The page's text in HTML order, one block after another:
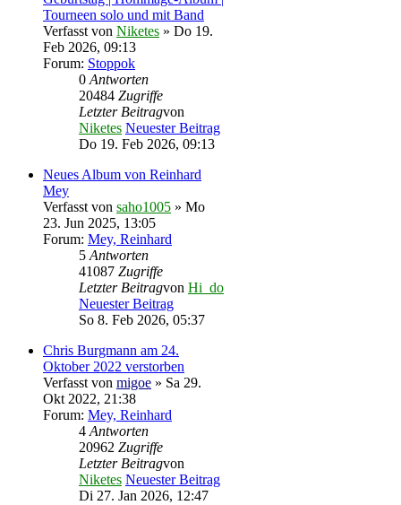
Tourneen solo und mit Band
Verfasst von Niketes » Do 19.
Feb 2026, 09:13
Forum: Stoppok
0 Antworten
20484 Zugriffe
Letzter Beitragvon
Niketes Neuester Beitrag
Do 19. Feb 2026, 09:13
Neues Album von Reinhard
Mey
Verfasst von saho1005 » Mo
23. Jun 2025, 13:05
Forum: Mey, Reinhard
5 Antworten
41087 Zugriffe
Letzter Beitragvon Hi_do
Neuester Beitrag
So 8. Feb 2026, 05:37
Chris Burgmann am 24.
Oktober 2022 verstorben
Verfasst von migoe » Sa 29.
Okt 2022, 21:38
Forum: Mey, Reinhard
4 Antworten
20962 Zugriffe
Letzter Beitragvon
Niketes Neuester Beitrag
Di 27. Jan 2026, 12:47